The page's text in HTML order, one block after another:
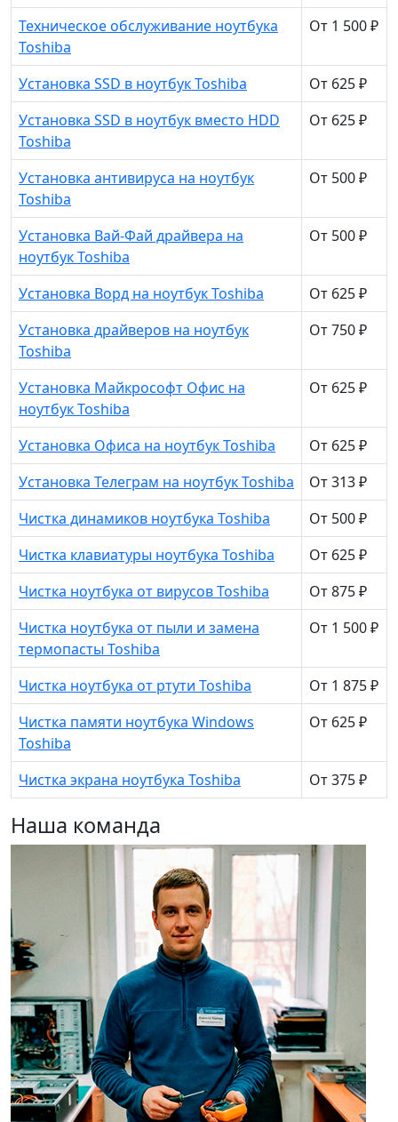
Техническое обслуживание ноутбука
Toshiba
От 1 500 ₽
Установка SSD в ноутбук Toshiba
От 625 ₽
Установка SSD в ноутбук вместо HDD
Toshiba
От 625 ₽
Установка антивируса на ноутбук
Toshiba
От 500 ₽
Установка Вай-Фай драйвера на
ноутбук Toshiba
От 500 ₽
Установка Ворд на ноутбук Toshiba
От 625 ₽
Установка драйверов на ноутбук
Toshiba
От 750 ₽
Установка Майкрософт Офис на
ноутбук Toshiba
От 625 ₽
Установка Офиса на ноутбук Toshiba
От 625 ₽
Установка Телеграм на ноутбук Toshiba
От 313 ₽
Чистка динамиков ноутбука Toshiba
От 500 ₽
Чистка клавиатуры ноутбука Toshiba
От 625 ₽
Чистка ноутбука от вирусов Toshiba
От 875 ₽
Чистка ноутбука от пыли и замена
термопасты Toshiba
От 1 500 ₽
Чистка ноутбука от ртути Toshiba
От 1 875 ₽
Чистка памяти ноутбука Windows
Toshiba
От 625 ₽
Чистка экрана ноутбука Toshiba От 375 ₽
Наша команда